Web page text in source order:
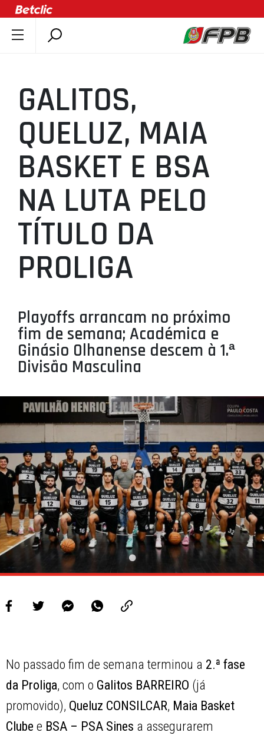
ÚLTIMAS
COMPETIÇÕES
ASSOCIAÇÕES
CLUBES
AGENTES
AGENDA
SELEÇÕES
MINIBASQUETE
ÁREA TÉCNICA
PROJETOS
LIGA BETCLIC FEMININA
GALITOS,
QUELUZ, MAIA
BASKET E BSA
NA LUTA PELO
TÍTULO DA
PROLIGA
Playoffs arrancam no próximo
fim de semana; Académica e
Ginásio Olhanense descem à 1.ª
Divisão Masculina
No passado fim de semana terminou a 2.ª fase
da Proliga, com o Galitos BARREIRO (já
promovido), Queluz CONSILCAR, Maia Basket
Clube e BSA – PSA Sines a assegurarem